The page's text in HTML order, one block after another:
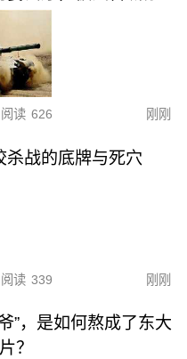
阅读 626 刚刚
杀战的底牌与死穴
阅读 339 刚刚
”，是如何熬成了东大
？